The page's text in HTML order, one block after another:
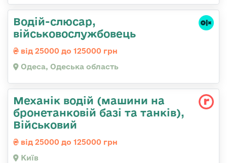
Водій-слюсаp,
військовослужбовець
від 25000 до 125000 грн
Одеса, Одеська область
Механік водій (машини на
бронетанковій базі та танків),
Військовий
від 25000 до 125000 грн
Київ